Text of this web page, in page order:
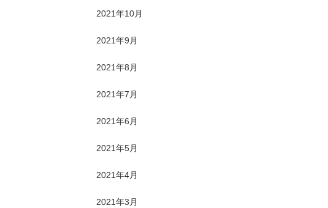
2021年10月
2021年9月
2021年8月
2021年7月
2021年6月
2021年5月
2021年4月
2021年3月